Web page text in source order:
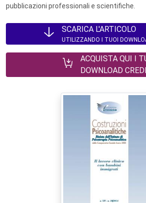
pubblicazioni professionali e scientifiche.
SCARICA L'ARTICOLO
UTILIZZANDO I TUOI
ACQUISTA QUI I
DOWNLOAD